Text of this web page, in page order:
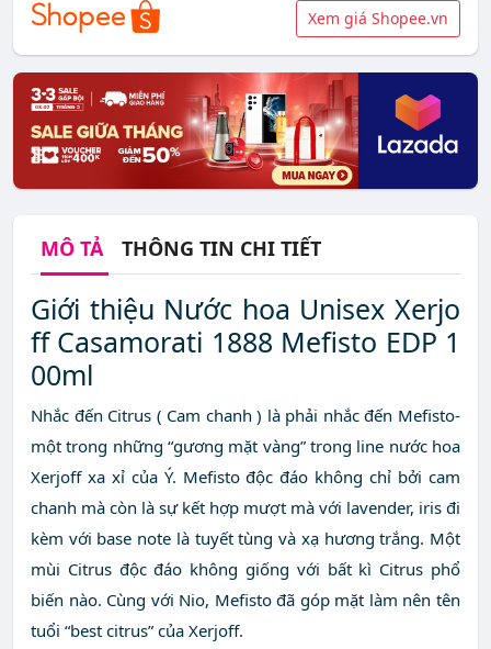
Xem giá Shopee.vn
MÔ TẢ THÔNG TIN CHI TIẾT
Giới thiệu Nước hoa Unisex Xerjo
ff Casamorati 1888 Mefisto EDP 1
00ml
Nhắc đến Citrus ( Cam chanh ) là phải nhắc đến Mefisto-
một trong những “gương mặt vàng” trong line nước hoa
Xerjoff xa xỉ của Ý. Mefisto độc đáo không chỉ bởi cam
chanh mà còn là sự kết hợp mượt mà với lavender, iris đi
kèm với base note là tuyết tùng và xạ hương trắng. Một
mùi Citrus độc đáo không giống với bất kì Citrus phổ
biến nào. Cùng với Nio, Mefisto đã góp mặt làm nên tên
tuổi “best citrus” của Xerjoff.